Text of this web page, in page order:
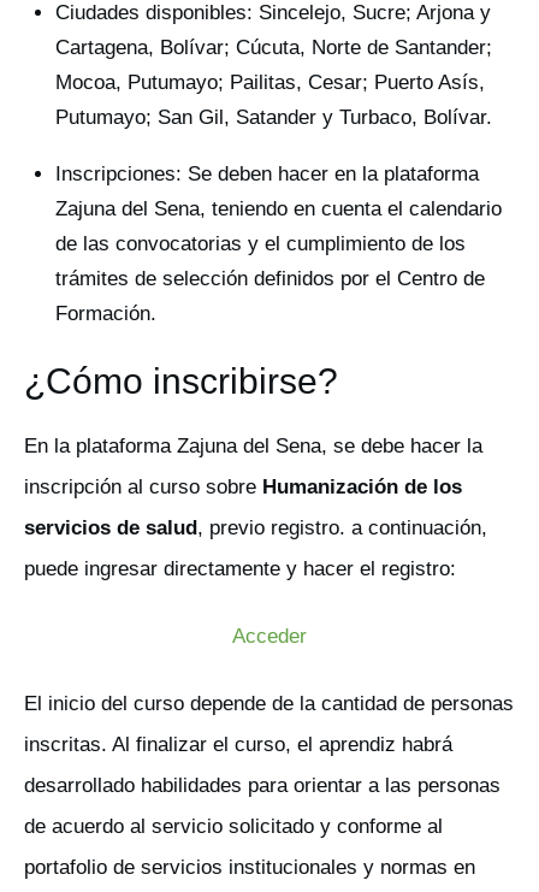
Ciudades disponibles: Sincelejo, Sucre; Arjona y
Cartagena, Bolívar; Cúcuta, Norte de Santander;
Mocoa, Putumayo; Pailitas, Cesar; Puerto Asís,
Putumayo; San Gil, Satander y Turbaco, Bolívar.
Inscripciones: Se deben hacer en la plataforma
Zajuna del Sena, teniendo en cuenta el calendario
de las convocatorias y el cumplimiento de los
trámites de selección definidos por el Centro de
Formación.
¿Cómo inscribirse?
En la plataforma Zajuna del Sena, se debe hacer la
inscripción al curso sobre Humanización de los
servicios de salud , previo registro. a continuación,
puede ingresar directamente y hacer el registro:
Acceder
El inicio del curso depende de la cantidad de personas
inscritas. Al finalizar el curso, el aprendiz habrá
desarrollado habilidades para orientar a las personas
de acuerdo al servicio solicitado y conforme al
portafolio de servicios institucionales y normas en